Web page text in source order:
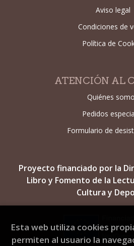
Aviso legal
Condiciones de
Política de
ATENCIÓN AL
Quiénes
Pedidos
Formulario de
Proyecto financiado por la
Libro y Fomento de la
Cultura y
Esta web utiliza cookies
permiten al usuario la